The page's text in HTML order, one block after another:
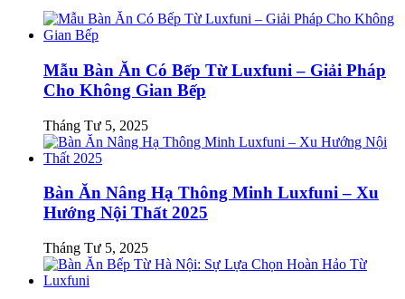
Mẫu Bàn Ăn Có Bếp Từ Luxfuni – Giải Pháp
Cho Không Gian Bếp
Tháng Tư 5, 2025
Bàn Ăn Nâng Hạ Thông Minh Luxfuni – Xu
Hướng Nội Thất 2025
Tháng Tư 5, 2025